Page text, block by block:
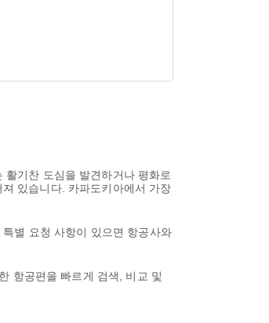
기찬 도심을 발견하거나 평화로
있습니다. 카파도키아에서 가장
별 요청 사항이 있으면 항공사와
항공편을 빠르게 검색, 비교 및